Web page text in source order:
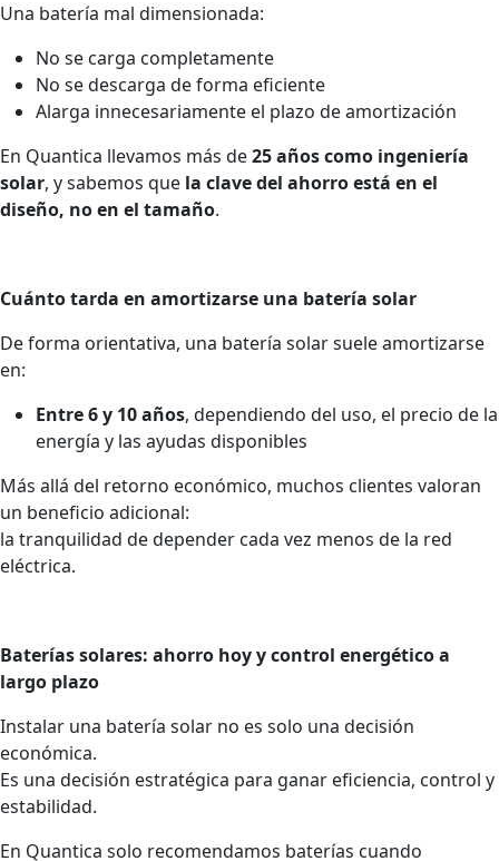
Una batería mal dimensionada:
No se carga completamente
No se descarga de forma eficiente
Alarga innecesariamente el plazo de amortización
En Quantica llevamos más de25 años como ingeniería
solar, y sabemos que la clave del ahorro está en el
diseño, no en el tamaño.
Cuánto tarda en amortizarse una batería solar
De forma orientativa, una batería solar suele amortizarse
en:
Entre 6 y 10 años, dependiendo del uso, el precio de la
energía y las ayudas disponibles
Más allá del retorno económico, muchos clientes valoran
un beneficio adicional:
la tranquilidad de depender cada vez menos de la red
eléctrica.
Baterías solares: ahorro hoy y control energético a
largo plazo
Instalar una batería solar no es solo una decisión
económica.
Es una decisión estratégica para ganar eficiencia, control y
estabilidad.
En Quantica solo recomendamos baterías cuando